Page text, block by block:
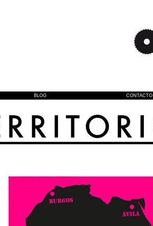
BLOG CONTACTO